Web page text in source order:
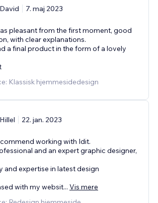
David 7. maj 2023
pleasant from the first moment, good
with clear explanations.
a final product in the form of a lovely
Klassisk hjemmesidedesign
Hillel 22. jan. 2023
working with Idit.
and an expert graphic designer,
and expertise in latest design
with my websit... Vis mere